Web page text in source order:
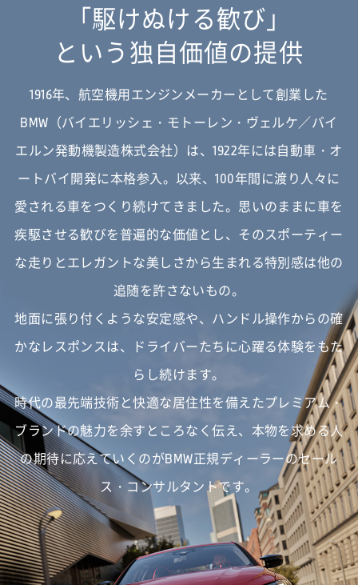
「駆けぬける歓び」
という独自価値の提供
1916年、航空機用エンジンメーカーとして創業した
BMW（バイエリッシェ・モトーレン・ヴェルケ／バイ
エルン発動機製造株式会社）は、1922年には自動車・オ
ートバイ開発に本格参入。以来、100年間に渡り人々に
愛される車をつくり続けてきました。 思いのままに車を
疾駆させる歓びを普遍的な価値とし、 そのスポーティー
な走りとエレガントな美しさから生まれる特別感は他の
追随を許さないもの。
地面に張り付くような安定感や、ハンドル操作からの確
かなレスポンスは、
ドライバーたちに心躍る体験をもた
らし続けます。
時代の最先端技術と快適な居住性を備えたプレミアム・
ブランドの魅力を余すところなく伝え、 本物を求める人
の期待に応えていくのがBMW正規ディーラーのセール
ス・コンサルタントです。